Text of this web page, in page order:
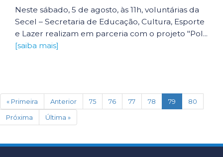
Neste sábado, 5 de agosto, às 11h, voluntárias da
Secel – Secretaria de Educação, Cultura, Esporte
e Lazer realizam em parceria com o projeto "Pol...
[saiba mais]
« Primeira Anterior 75 76 77 78 79 (current)
80
Próxima
Última »